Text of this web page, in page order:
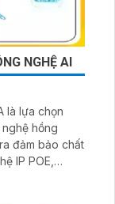
NGHỆ AI
là lựa chọn
đảm bảo chất